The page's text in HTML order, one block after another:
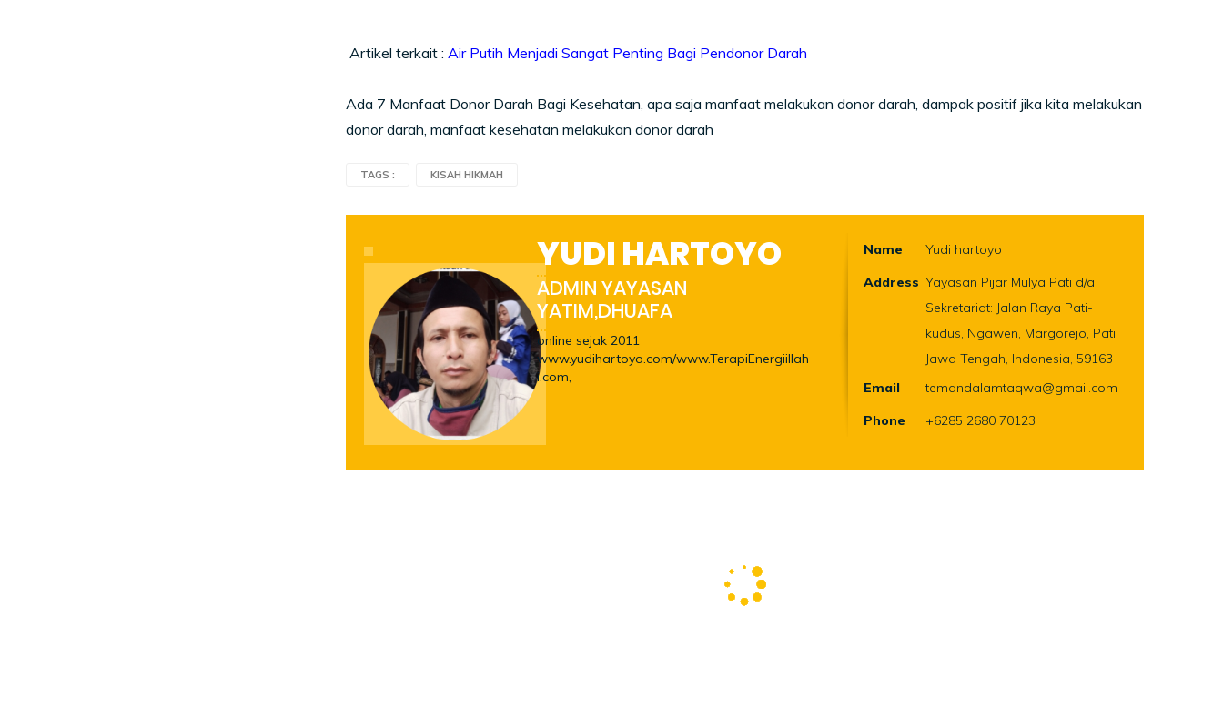
Artikel terkait : Air Putih Menjadi Sangat Penting Bagi Pendonor Darah
Ada 7 Manfaat Donor Darah Bagi Kesehatan, apa saja manfaat melakukan donor darah, dampak positif jika kita melakukan
donor darah, manfaat kesehatan melakukan donor darah
TAGS : KISAH HIKMAH
YUDI HARTOYO
ADMIN YAYASAN
YATIM,DHUAFA
online sejak 2011
www.yudihartoyo.com/www.TerapiEnergiillah
i.com,
Name
Yudi hartoyo
Address Yayasan Pijar Mulya Pati d/a
Sekretariat: Jalan Raya Pati-
kudus, Ngawen, Margorejo, Pati,
Jawa Tengah, Indonesia, 59163
Email
temandalamtaqwa@gmail.com
Phone
+6285 2680 70123